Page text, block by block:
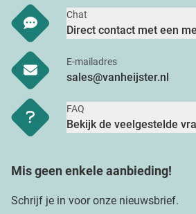
Chat
Direct contact met een
E-mailadres
sales@vanheijster.nl
FAQ
Bekijk de veelgestelde
Mis geen enkele aanbieding!
Schrijf je in voor onze nieuwsbrief.